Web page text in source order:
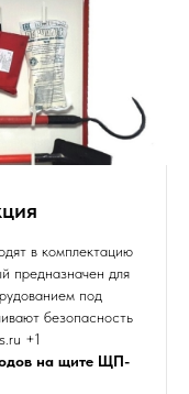
в комплектацию
предназначен для
под
безопасность
+1
на щите ЩП-